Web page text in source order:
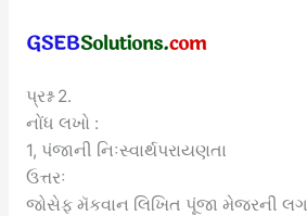
પ્રશ્ન 2.
નોંધ લખો :
1, પંજાની નિઃસ્વાર્થપરાયણતા
ઉત્તરઃ
જોસેફ મૅકવાન લિખિત પૂંજા મેજરની